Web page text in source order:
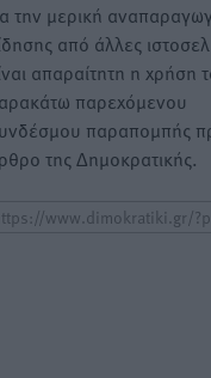
την μερική
από άλλες
απαραίτητη η χρήση
παρεχόμενου
παραπομπής
της Δημοκρατικής.